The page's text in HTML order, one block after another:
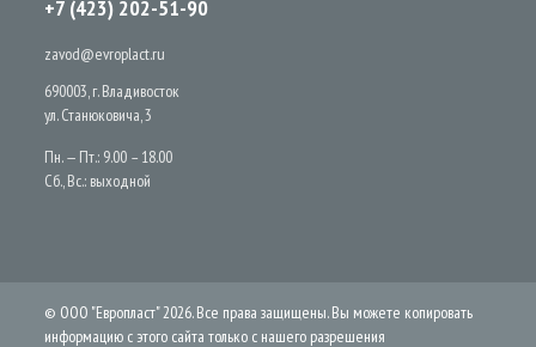
+7 (423) 202-51-90
zavod@evroplact.ru
690003, г. Владивосток
ул. Станюковича, 3
Пн. — Пт.: 9.00 – 18.00
Сб., Вс.: выходной
© ООО "Европласт" 2026. Все права защищены. Вы можете копировать
информацию с этого сайта только с нашего разрешения